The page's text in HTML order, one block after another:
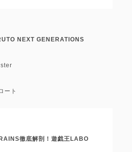
NEXT GENERATIONS
ート
徹底解剖！遊戯王LABO